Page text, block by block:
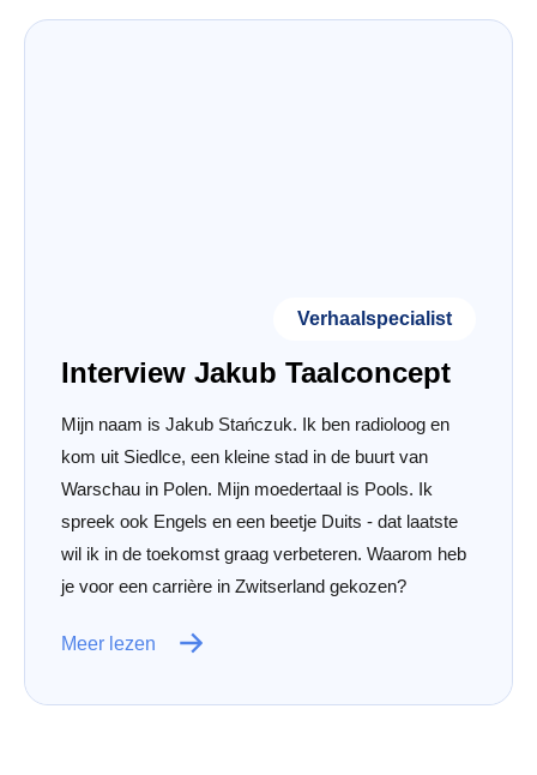
Verhaalspecialist
Interview Jakub Taalconcept
Mijn naam is Jakub Stańczuk. Ik ben radioloog en
kom uit Siedlce, een kleine stad in de buurt van
Warschau in Polen. Mijn moedertaal is Pools. Ik
spreek ook Engels en een beetje Duits - dat laatste
wil ik in de toekomst graag verbeteren. Waarom heb
je voor een carrière in Zwitserland gekozen?
Meer lezen